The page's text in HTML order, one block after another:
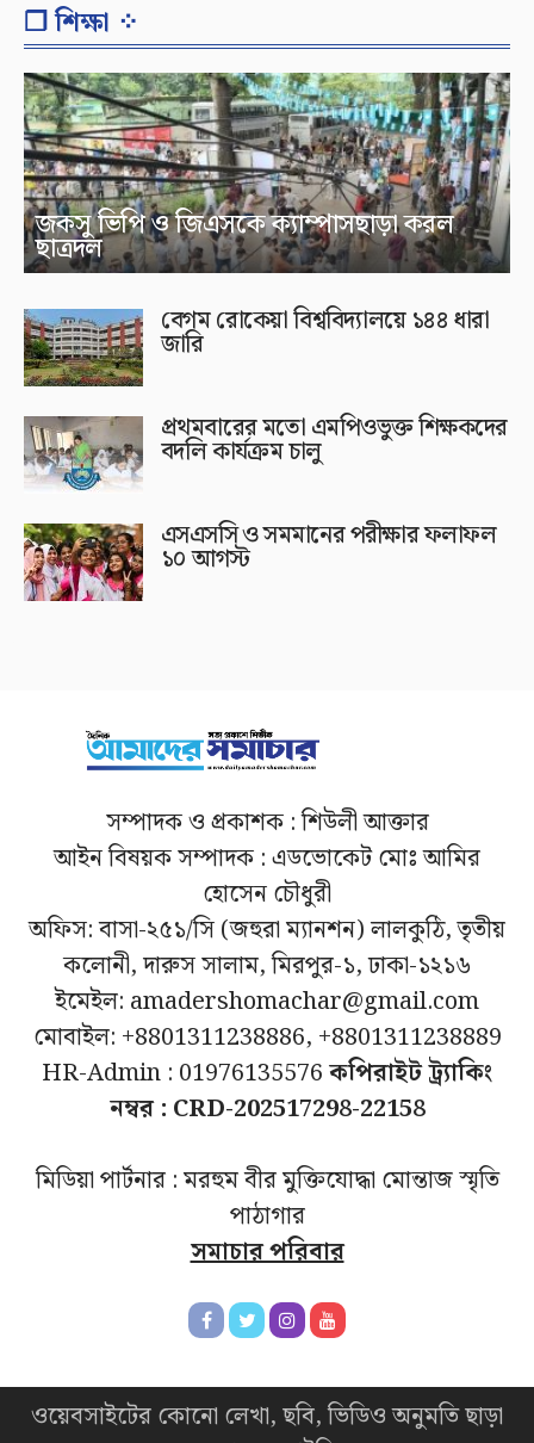
❐ শিক্ষা ⁘
জকসু ভিপি ও জিএসকে ক্যাম্পাসছাড়া করল
ছাত্রদল
বেগম রোকেয়া বিশ্ববিদ্যালয়ে ১৪৪ ধারা
জারি
প্রথমবারের মতো এমপিওভুক্ত শিক্ষকদের
বদলি কার্যক্রম চালু
এসএসসি ও সমমানের পরীক্ষার ফলাফল
১০ আগস্ট
সম্পাদক ও প্রকাশক : শিউলী আক্তার
আইন বিষয়ক সম্পাদক : এডভোকেট মোঃ আমির
হোসেন চৌধুরী
অফিস: বাসা-২৫১/সি (জহুরা ম্যানশন) লালকুঠি, তৃতীয়
কলোনী, দারুস সালাম, মিরপুর-১, ঢাকা-১২১৬
ইমেইল: amadershomachar@gmail.com
মোবাইল: +8801311238886, +8801311238889
HR-Admin : 01976135576কপিরাইট ট্র্যাকিং
নম্বর : CRD-202517298-22158
মিডিয়া পার্টনার : মরহুম বীর মুক্তিযোদ্ধা মোন্তাজ স্মৃতি
পাঠাগার
সমাচার পরিবার
ওয়েবসাইটের কোনো লেখা, ছবি, ভিডিও অনুমতি ছাড়া